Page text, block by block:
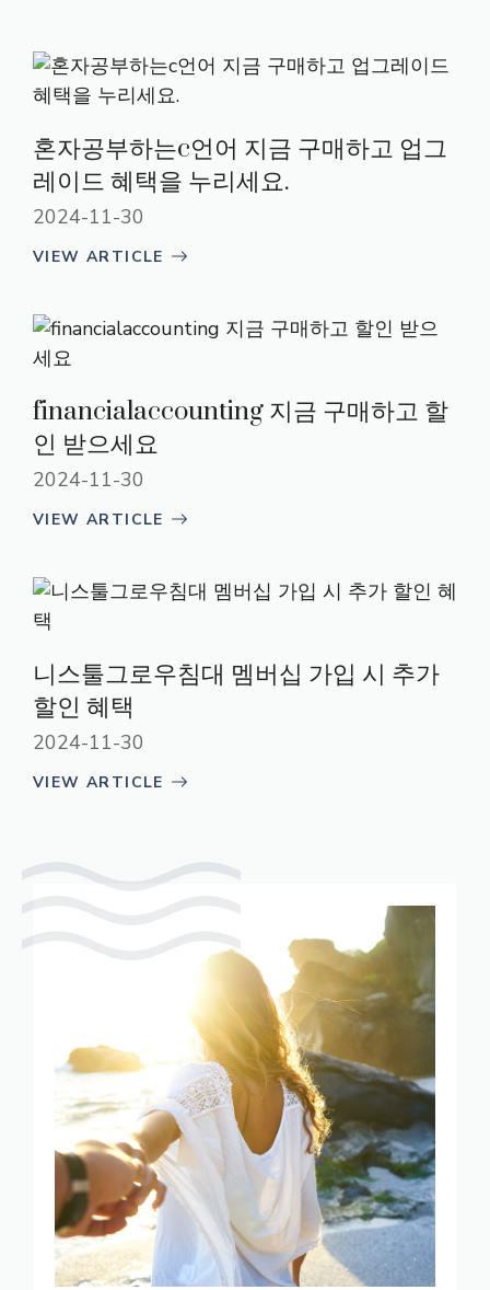
혼자공부하는c언어 지금 구매하고 업그
레이드 혜택을 누리세요.
2024-11-30
VIEW ARTICLE
financialaccounting 지금 구매하고 할
인 받으세요
2024-11-30
VIEW ARTICLE
니스툴그로우침대 멤버십 가입 시 추가
할인 혜택
2024-11-30
VIEW ARTICLE